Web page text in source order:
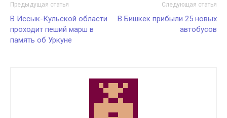
Предыдущая статья
В Иссык-Кульской области
проходит пеший марш в
память об Уркуне
Следующая статья
В Бишкек прибыли 25 новых
автобусов